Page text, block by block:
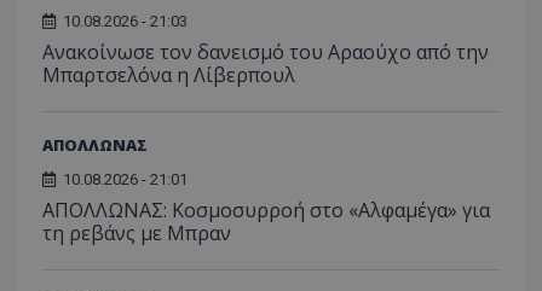
10.08.2026 - 21:03
Ανακοίνωσε τον δανεισμό του Αραούχο από την
Μπαρτσελόνα η Λίβερπουλ
ΑΠΟΛΛΩΝΑΣ
10.08.2026 - 21:01
ΑΠΟΛΛΩΝΑΣ: Κοσμοσυρροή στο «Αλφαμέγα» για
τη ρεβάνς με Μπραν